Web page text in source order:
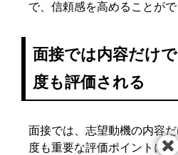
で、信頼感を高めることがで
面接では内容だけ
度も評価される
面接では、志望動機の内容
度も重要な評価ポイントに